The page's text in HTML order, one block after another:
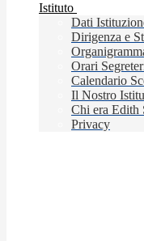
Istituto
Dati
Dirigenza e
Orari
Calendario
Il Nostro
Chi era Edith
Privacy